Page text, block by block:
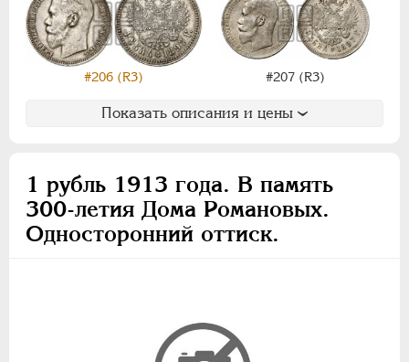
#206 (R3) #207 (R3)
Показать описания и цены
1 рубль 1913 года. В память
300-летия Дома Романовых.
Односторонний оттиск.
15 рублей
10 рублей
5 рублей
15 копеек
10 копеек
5 копеек